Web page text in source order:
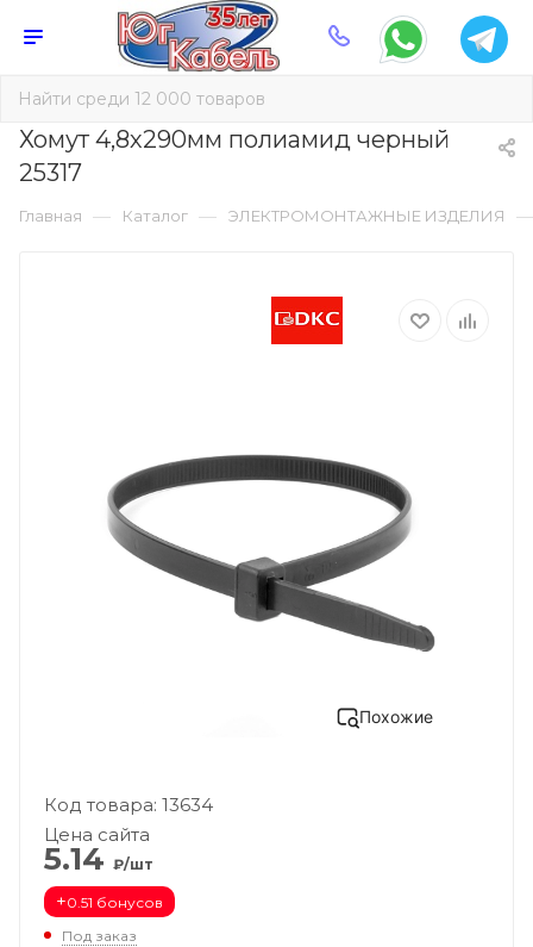
Хомут 4,8х290мм полиамид черный
25317
Главная — Каталог — ЭЛЕКТРОМОНТАЖНЫЕ ИЗДЕЛИЯ —
Похожие
Код товара: 13634
Цена сайта
5.14 ₽/шт
+0.51 бонусов
Под заказ